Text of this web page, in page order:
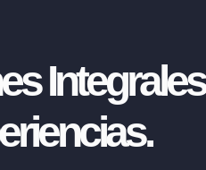
Integrales